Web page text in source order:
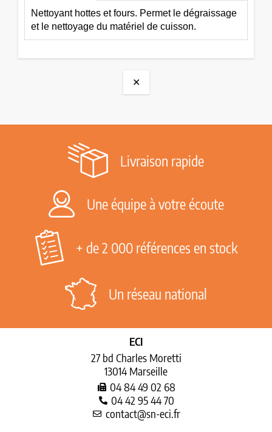
Nettoyant hottes et fours. Permet le dégraissage
et le nettoyage du matériel de cuisson.
✕
Livraison rapide
Une équipe à votre écoute
+ de 2 000 références en stock
Un réseau national
ECI
27 bd Charles Moretti
13014 Marseille
04 84 49 02 68
04 42 95 44 70
contact@sn-eci.fr